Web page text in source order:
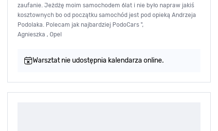
zaufanie. Jeżdżę moim samochodem 6lat i nie było napraw jakiś
kosztownych bo od początku samochód jest pod opieką Andrzeja
Podolaka. Polecam jak najbardziej PodoCars ",
Agnieszka , Opel
Warsztat nie udostępnia kalendarza online.